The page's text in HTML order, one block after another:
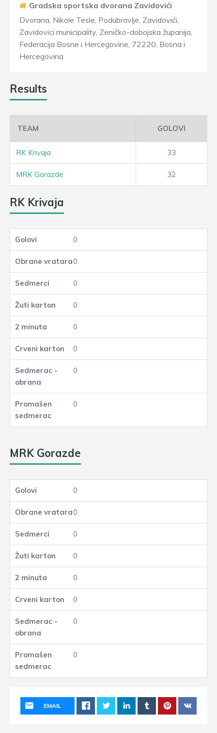
Gradska sportska dvorana Zavidovići
Dvorana, Nikole Tesle, Podubravlje, Zavidovići,
Zavidovici municipality, Zeničko-dobojska županija,
Federacija Bosne i Hercegovine, 72220, Bosna i
Hercegovina
Results
TEAM GOLOVI
RK Krivaja 33
MRK Gorazde 32
RK Krivaja
0
0
0
0
0
0
0
0
MRK Gorazde
0
0
0
0
0
0
0
0
EMAIL